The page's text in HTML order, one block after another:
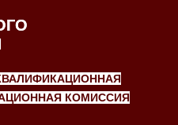
КОМИССИЯ